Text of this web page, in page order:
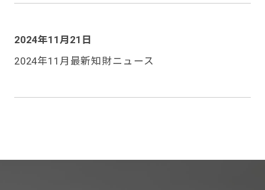
2024年11月21日
2024年11月最新知財ニュース